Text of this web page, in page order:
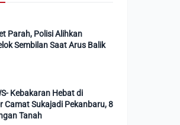
Parah, Polisi Alihkan
Sembilan Saat Arus Balik
Kebakaran Hebat di
Camat Sukajadi Pekanbaru, 8
Tanah